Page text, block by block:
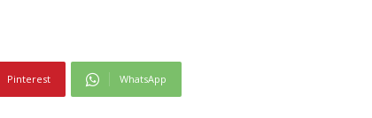
Pinterest WhatsApp